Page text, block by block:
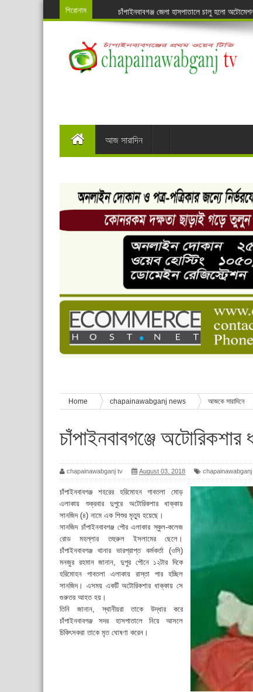
শিরোনাম
চাঁপাইনবাবগঞ্জ জেলা হাসপাতালে চালু হলো
চাঁপাইনবাবগঞ্জে শেষ হয়েছে লালন স্মরনোৎসব ও
নাচোলে ৫৪তম জাতীয় সমবায় দিবস পালিত
প্রায় দেড় কোটি টাকা জাফরি ফাঁকি রোধ:
ঝিলিম ইউনিয়নের বাজেট ঘোষনা
শিবগঞ্জ উপজেলায় ফের চেয়ারম্যান সৈয়দ নজরুল
নাচোলে কাদের, গোমস্তাপুরে আশরাফ ও
চাঁপাইনবাবগঞ্জে শেষ হয়েছে ৫ দিনের স্কাউট
বাংলাদেশ স্কাউটস দিবস পালন
পানি সংকট, কলস নিয়ে বিক্ষোভ
ঈদের শুভেচ্ছা জানিয়েছেন সাবেক ছাত্রলীগ নেতা
শিশু সুরক্ষা বিষয়ে চাঁপাইনবাবগঞ্জে দুই দিনব্যাপী
মানুষের জীবন
নাচোলে টিসিবির গোডাউনে ভয়াবহ অগ্নিকাণ্ড,
আজ সারাদিন
Home chapainawabganj news আজকে সারাদিনে
মৃত্যু
চাঁপাইনবাবগঞ্জে
chapainawabganj tv August 03, 2018 chapainawabganj
চাঁপাইনবাবগঞ্জ শহরের হরিমোহন গাবতলা মোড়
এলাকায় শুক্রবার দুপুরে অটোরিকশার ধাক্কায়
সানজিদ (৪) নামে এক শিশুর মৃত্যু হয়েছে।
সানজিদ চাঁপাইনবাবগঞ্জ পৌর এলাকার স্কুল-কলেজ
রোড মহল্লার তহুরুল ইসলামের ছেলে।
চাঁপাইনবাবগঞ্জ থানার ভারপ্রাপ্ত কর্মকর্তা (ওসি)
মনজুর রহমান জানান, দুপুর পৌনে ১২টার দিকে
হরিমোহন গাবতলা এলাকায় রাস্তা পার হচ্ছিল
সানজিদ। এসময় একটি অটোরিকশার ধাক্কায় সে
গুরুতর আহত হয়।
তিনি জানান, স্থানীয়রা তাকে উদ্ধার করে
চাঁপাইনবাবগঞ্জ সদর হাসপাতালে নিয়ে আসলে
চিকিৎসকরা তাকে মৃত ঘোষণা করেন।